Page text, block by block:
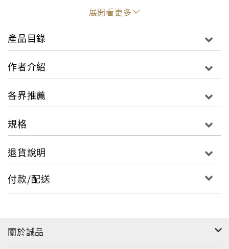
二十歲上下，來自不同國家的年輕人如何起而行，藉由
他們的行動和思考來改變這個紛擾不安的世界。
十七歲的康拉德（Conrad）在懷俄明州自己的家裡，成
（Daniel Brusilovsky）創辦「青少年科技實驗室」，
（Vijay）創辦非營利組織PCs2Prosper， 讓企業報廢
StartMark，運用有機原料製作護唇膏，其收入全數支
持兒童唇顎裂手術；布列塔妮（Brittany）創辦了「精
神日」（Sprit Day），呼籲大家在這天穿上紫色衣
服，捍衛LGBT族群，聲援婚姻平權運動……這些來自不
同國家，出身背景和成長過程迥異的新人類所從事的工
作形形色色,，令人嘆為英雄/雌出少年，但不管每個人
美好的世界而努力。經由這些非凡經歷，不僅他們自己
展開看更多
產品目錄
作者介紹
各界推薦
規格
退貨說明
付款/配送
關於誠品